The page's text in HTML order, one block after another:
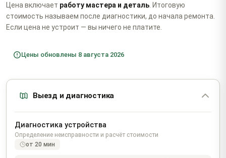
Цена включает работу мастера и деталь . Итоговую
стоимость называем после диагностики, до начала ремонта.
Если цена не устроит — вы ничего не платите.
Цены обновлены 8 августа 2026
Выезд и диагностика
Диагностика устройства
Определение неисправности и расчёт стоимости
от 20 мин